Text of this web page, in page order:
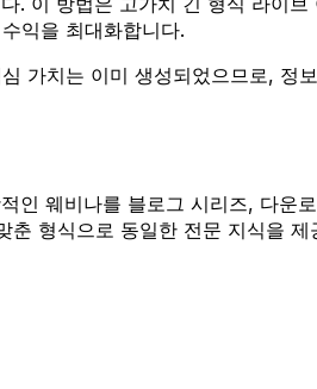
익을 최대화합니다.
가치는 이미 생성되었으므로, 정
웨비나를 블로그 시리즈, 다운
형식으로 동일한 전문 지식을